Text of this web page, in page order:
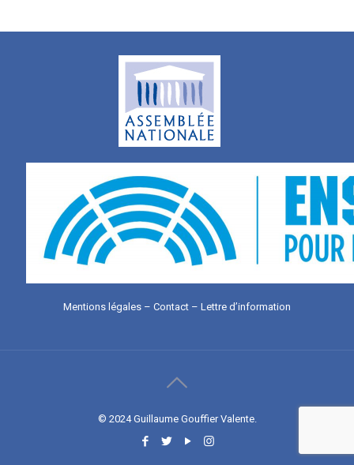
Mentions légales – Contact – Lettre d’information
© 2024 Guillaume Gouffier Valente.